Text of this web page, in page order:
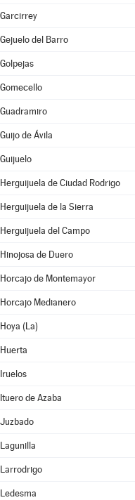
Garcirrey
Gejuelo del Barro
Golpejas
Gomecello
Guadramiro
Guijo de Ávila
Guijuelo
Herguijuela de Ciudad Rodrigo
Herguijuela de la Sierra
Herguijuela del Campo
Hinojosa de Duero
Horcajo de Montemayor
Horcajo Medianero
Hoya (La)
Huerta
Iruelos
Ituero de Azaba
Juzbado
Lagunilla
Larrodrigo
Ledesma